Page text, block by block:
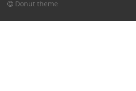
Donut theme